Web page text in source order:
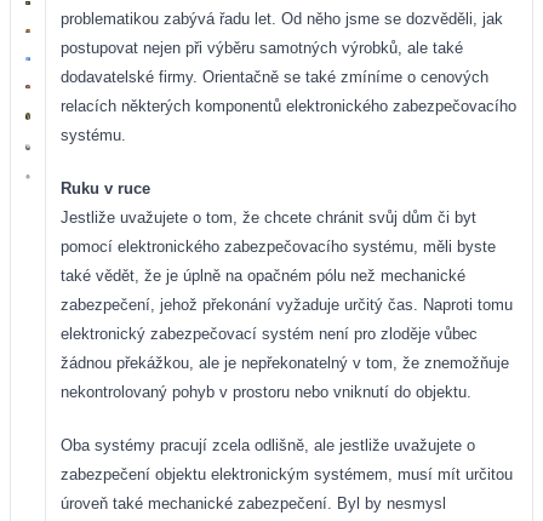
problematikou zabývá řadu let. Od něho jsme se dozvěděli, jak
postupovat nejen při výběru samotných výrobků, ale také
dodavatelské firmy. Orientačně se také zmíníme o cenových
relacích některých komponentů elektronického zabezpečovacího
systému.
Ruku v ruce
Jestliže uvažujete o tom, že chcete chránit svůj dům či byt
pomocí elektronického zabezpečovacího systému, měli byste
také vědět, že je úplně na opačném pólu než mechanické
zabezpečení, jehož překonání vyžaduje určitý čas. Naproti tomu
elektronický zabezpečovací systém není pro zloděje vůbec
žádnou překážkou, ale je nepřekonatelný v tom, že znemožňuje
nekontrolovaný pohyb v prostoru nebo vniknutí do objektu.
Oba systémy pracují zcela odlišně, ale jestliže uvažujete o
zabezpečení objektu elektronickým systémem, musí mít určitou
úroveň také mechanické zabezpečení. Byl by nesmysl